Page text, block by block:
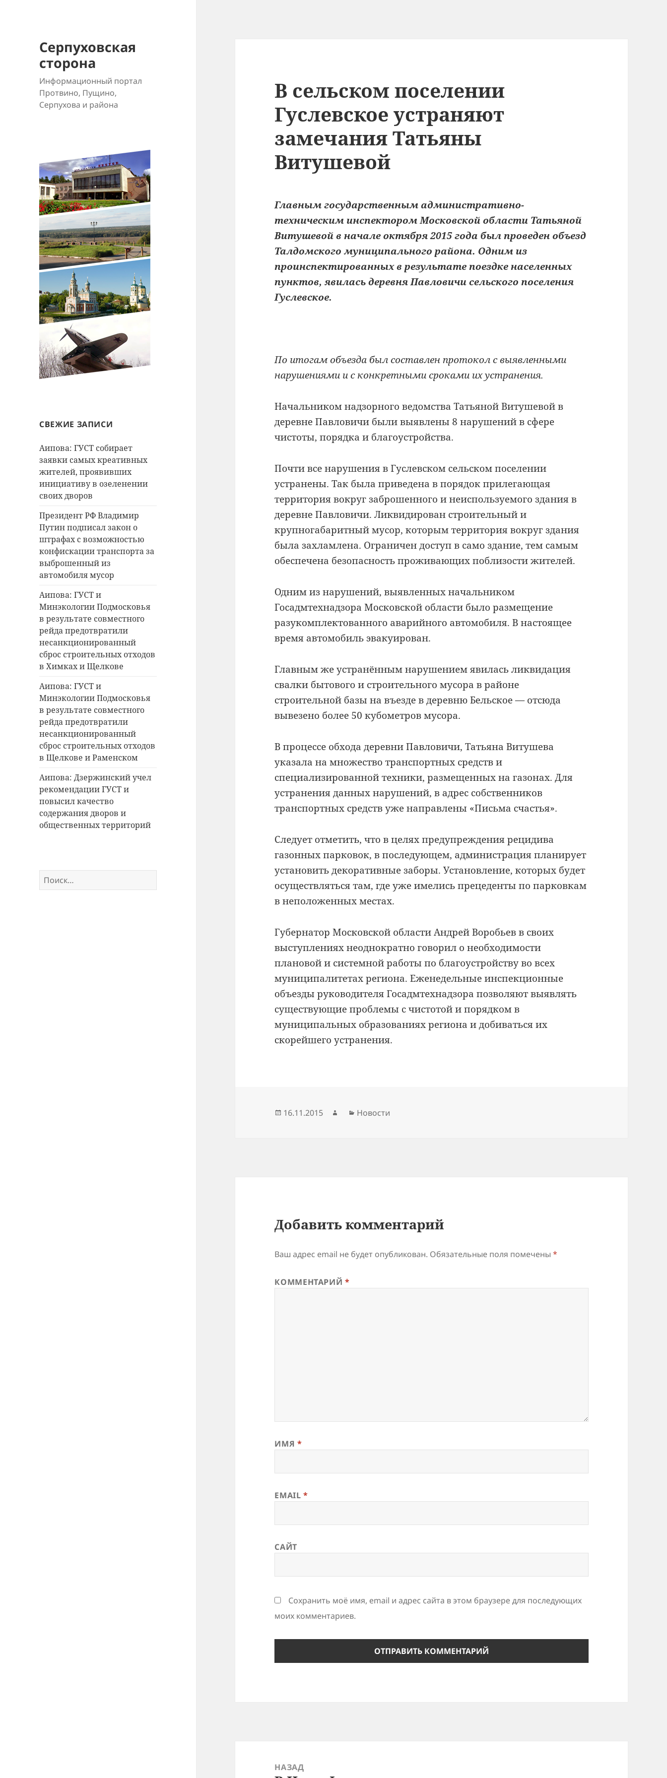
Серпуховская
сторона
Информационный портал
Протвино, Пущино,
Серпухова и района
СВЕЖИЕ ЗАПИСИ
Аипова: ГУСТ собирает
заявки самых креативных
жителей, проявивших
инициативу в озеленении
своих дворов
Президент РФ Владимир
Путин подписал закон о
штрафах с возможностью
конфискации транспорта за
выброшенный из
автомобиля мусор
Аипова: ГУСТ и
Минэкологии Подмосковья
в результате совместного
рейда предотвратили
несанкционированный
сброс строительных отходов
в Химках и Щелкове
Аипова: ГУСТ и
Минэкологии Подмосковья
в результате совместного
рейда предотвратили
несанкционированный
сброс строительных отходов
в Щелкове и Раменском
Аипова: Дзержинский учел
рекомендации ГУСТ и
повысил качество
содержания дворов и
общественных территорий
Найти:
В сельском поселении
Гуслевское устраняют
замечания Татьяны
Витушевой
Главным государственным административно-
техническим инспектором Московской области Татьяной
Витушевой в начале октября 2015 года был проведен объезд
Талдомского муниципального района. Одним из
проинспектированных в результате поездке населенных
пунктов, явилась деревня Павловичи сельского поселения
Гуслевское.
По итогам объезда был составлен протокол с выявленными
нарушениями и с конкретными сроками их устранения.
Начальником надзорного ведомства Татьяной Витушевой в
деревне Павловичи были выявлены 8 нарушений в сфере
чистоты, порядка и благоустройства.
Почти все нарушения в Гуслевском сельском поселении
устранены. Так была приведена в порядок прилегающая
территория вокруг заброшенного и неиспользуемого здания в
деревне Павловичи. Ликвидирован строительный и
крупногабаритный мусор, которым территория вокруг здания
была захламлена. Ограничен доступ в само здание, тем самым
обеспечена безопасность проживающих поблизости жителей.
Одним из нарушений, выявленных начальником
Госадмтехнадзора Московской области было размещение
разукомплектованного аварийного автомобиля. В настоящее
время автомобиль эвакуирован.
Главным же устранённым нарушением явилась ликвидация
свалки бытового и строительного мусора в районе
строительной базы на въезде в деревню Бельское — отсюда
вывезено более 50 кубометров мусора.
В процессе обхода деревни Павловичи, Татьяна Витушева
указала на множество транспортных средств и
специализированной техники, размещенных на газонах. Для
устранения данных нарушений, в адрес собственников
транспортных средств уже направлены «Письма счастья».
Следует отметить, что в целях предупреждения рецидива
газонных парковок, в последующем, администрация планирует
установить декоративные заборы. Установление, которых будет
осуществляться там, где уже имелись прецеденты по парковкам
в неположенных местах.
Губернатор Московской области Андрей Воробьев в своих
выступлениях неоднократно говорил о необходимости
плановой и системной работы по благоустройству во всех
муниципалитетах региона. Еженедельные инспекционные
объезды руководителя Госадмтехнадзора позволяют выявлять
существующие проблемы с чистотой и порядком в
муниципальных образованиях региона и добиваться их
скорейшего устранения.
Опубликовано
16.11.2015 АвторРубрики
Новости
Добавить комментарий
Ваш адрес email не будет опубликован. Обязательные поля помечены*
КОММЕНТАРИЙ*
ИМЯ *
EMAIL*
САЙТ
Сохранить моё имя, email и адрес сайта в этом браузере для последующих
моих комментариев.
НАЗАД